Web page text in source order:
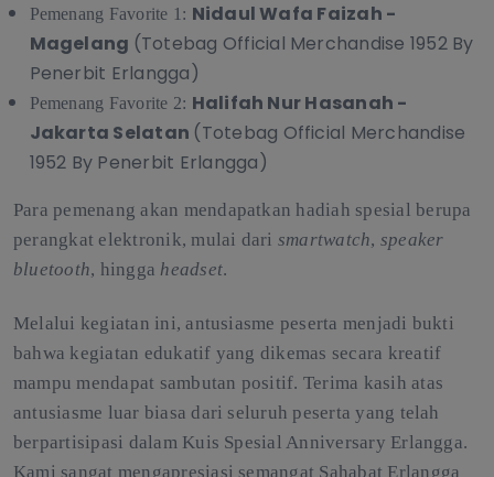
Pemenang Favorite 1: Nidaul Wafa Faizah -
Magelang (Totebag Official Merchandise 1952 By
Penerbit Erlangga)
Pemenang Favorite 2: Halifah Nur Hasanah -
Jakarta Selatan (Totebag Official Merchandise
1952 By Penerbit Erlangga)
Para pemenang akan mendapatkan hadiah spesial berupa
perangkat elektronik, mulai dari smartwatch, speaker
bluetooth, hingga headset.
Melalui kegiatan ini, antusiasme peserta menjadi bukti
bahwa kegiatan edukatif yang dikemas secara kreatif
mampu mendapat sambutan positif. Terima kasih atas
antusiasme luar biasa dari seluruh peserta yang telah
berpartisipasi dalam Kuis Spesial Anniversary Erlangga.
Kami sangat mengapresiasi semangat Sahabat Erlangga